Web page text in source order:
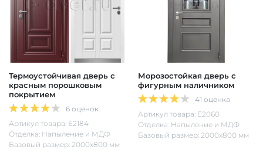
Термоустойчивая дверь с
красным порошковым
покрытием
6 оценок
Артикул товара: Е2184
Отделка: Напыление и МДФ
Базовый размер: 2000х800 мм
Морозостойкая дверь с
фигурным наличником
41 оценка
Артикул товара: Е2060
Отделка: Напыление и МДФ
Базовый размер: 2000х800 мм